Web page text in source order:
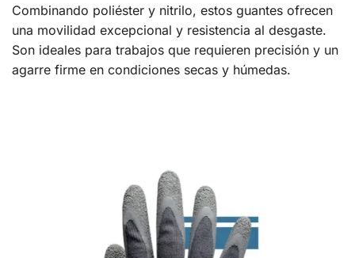
Combinando poliéster y nitrilo, estos guantes ofrecen
una movilidad excepcional y resistencia al desgaste.
Son ideales para trabajos que requieren precisión y un
agarre firme en condiciones secas y húmedas.